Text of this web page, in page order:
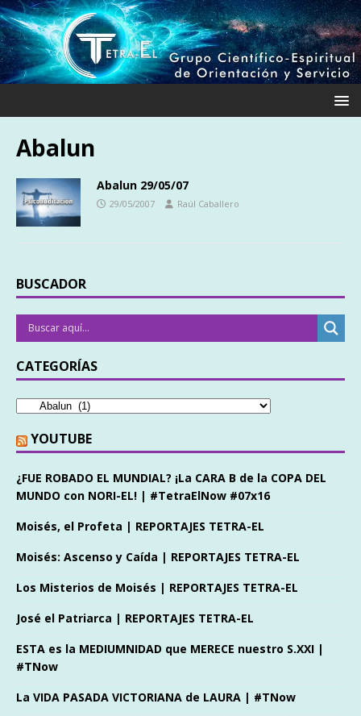
Abalun
Abalun 29/05/07
29/05/2007 Raúl Caballero
BUSCADOR
CATEGORÍAS
YOUTUBE
¿FUE ROBADO EL MUNDIAL? ¡La CARA B de la COPA DEL
MUNDO con NORI-EL! | #TetraElNow #07x16
Moisés, el Profeta | REPORTAJES TETRA-EL
Moisés: Ascenso y Caída | REPORTAJES TETRA-EL
Los Misterios de Moisés | REPORTAJES TETRA-EL
José el Patriarca | REPORTAJES TETRA-EL
ESTA es la MEDIUMNIDAD que MERECE nuestro S.XXI |
#TNow
La VIDA PASADA VICTORIANA de LAURA | #TNow